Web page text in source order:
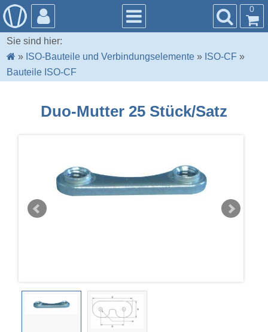
0
Sie sind hier:
» ISO-Bauteile und Verbindungselemente » ISO-CF »
Bauteile ISO-CF
Duo-Mutter 25 Stück/Satz